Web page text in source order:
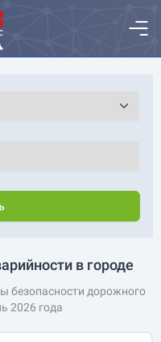
в городе
безопасности дорожного
2026 года